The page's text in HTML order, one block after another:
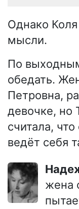
Однако
мысли.
По
обедать.
Петровна,
девочке, но
считала,
ведёт себя
жена